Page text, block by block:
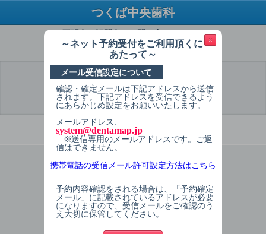
つくば中央歯科
ご不明点・疑問点はお問い合わせください
TEL：029-879-9307
選 択
予約希望
日
予約希望
時間
個人情報
入力
予約内容
確認
予約完了
必ずお読みください
1 症状を選択してください
歯が痛い/しみる
定期検診/クリーニング
×
～ネット予約受付をご利用頂くに
あたって～
メール受信設定について
確認・確定メールは下記アドレスから送信
されます。下記アドレスを受信できるよう
にあらかじめ設定をお願いいたします。
メールアドレス:
system@dentamap.jp
※送信専用のメールアドレスです。ご返
信はできません。
携帯電話の受信メール許可設定方法はこちら
予約内容確認をされる場合は、「予約確定
メール」に記載されているアドレスが必要
になりますので、受信メールをご確認のう
え大切に保管してください。